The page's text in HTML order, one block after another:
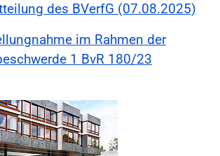
des BVerfG (07.08.2025)
im Rahmen der
1 BvR 180/23